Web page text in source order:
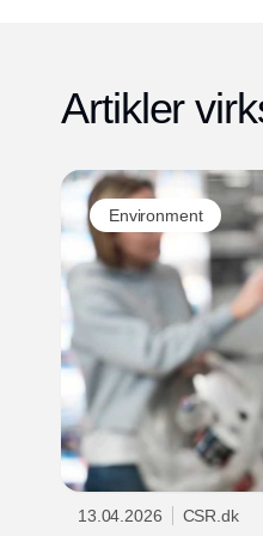
Artikler
Environment
13.04.2026 CSR.dk